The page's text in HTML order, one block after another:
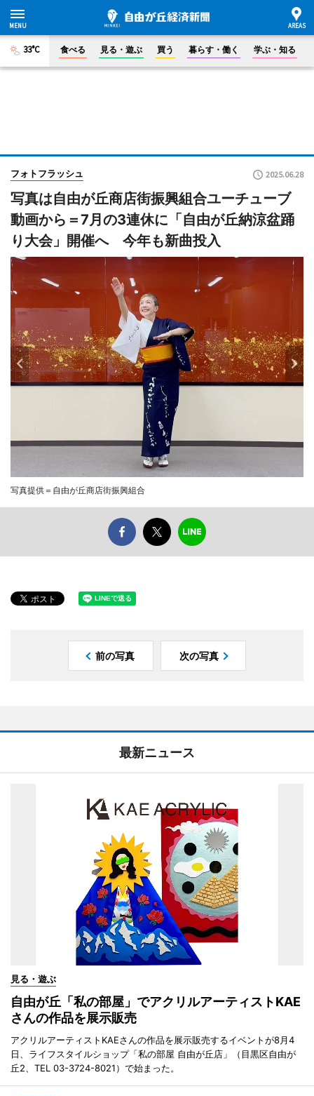
33°C 食べる 見る・遊ぶ 買う 暮らす・働く 学ぶ・知る
フォトフラッシュ 2025.06.28
写真は自由が丘商店街振興組合ユーチューブ
動画から＝7月の3連休に「自由が丘納涼盆踊
り大会」開催へ 今年も新曲投入
写真提供＝自由が丘商店街振興組合
前の写真 次の写真
最新ニュース
見る・遊ぶ
自由が丘「私の部屋」でアクリルアーティストKAE
さんの作品を展示販売
アクリルアーティストKAEさんの作品を展示販売するイベントが8月4
日、ライフスタイルショップ「私の部屋 自由が丘店」（目黒区自由が
丘2、TEL 03-3724-8021）で始まった。